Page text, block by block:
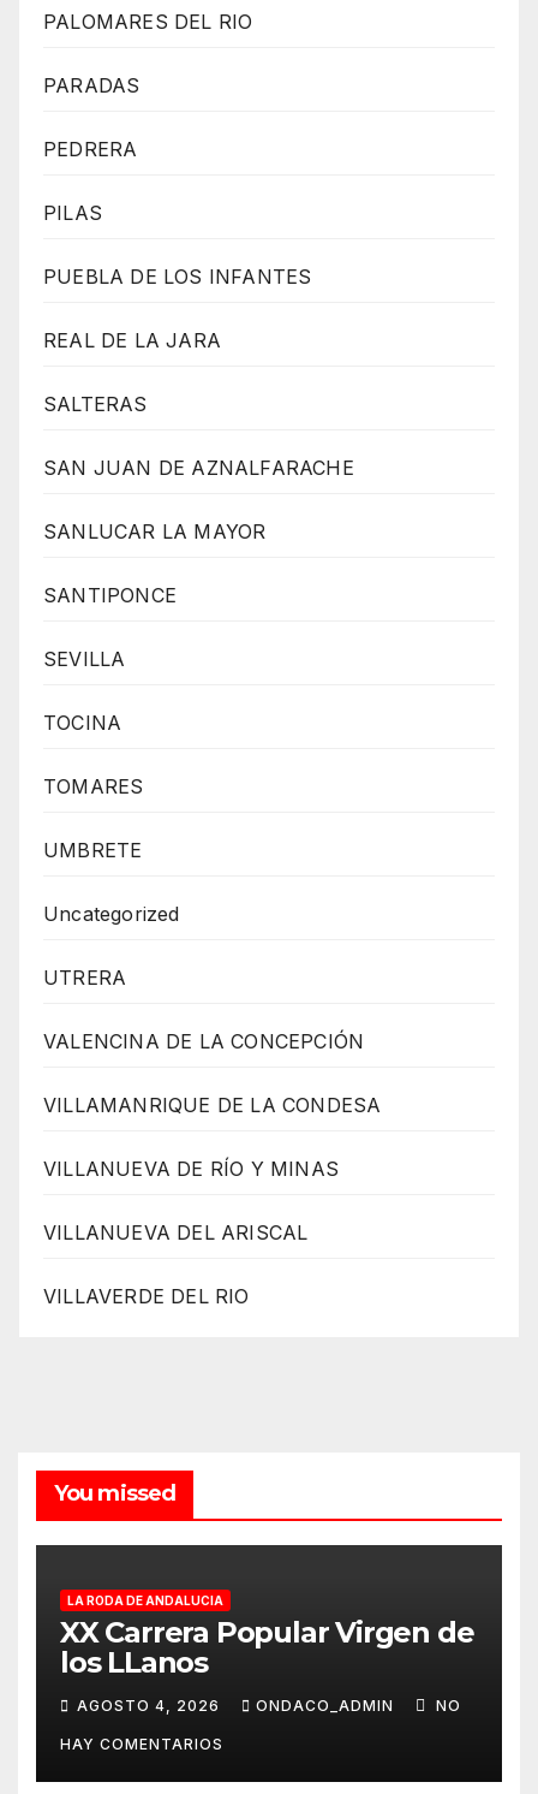
PALOMARES DEL RIO
PARADAS
PEDRERA
PILAS
PUEBLA DE LOS INFANTES
REAL DE LA JARA
SALTERAS
SAN JUAN DE AZNALFARACHE
SANLUCAR LA MAYOR
SANTIPONCE
SEVILLA
TOCINA
TOMARES
UMBRETE
Uncategorized
UTRERA
VALENCINA DE LA CONCEPCIÓN
VILLAMANRIQUE DE LA CONDESA
VILLANUEVA DE RÍO Y MINAS
VILLANUEVA DEL ARISCAL
VILLAVERDE DEL RIO
You missed
LA RODA DE ANDALUCIA
XX Carrera Popular Virgen de
los LLanos
AGOSTO 4, 2026 ONDACO_ADMIN NO
HAY COMENTARIOS